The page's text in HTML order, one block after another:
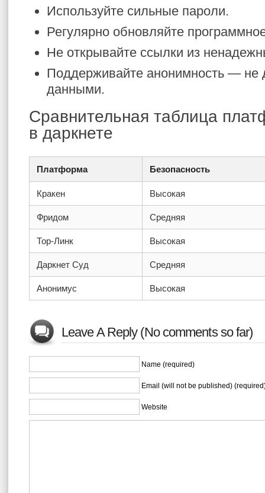
Используйте сильные пароли.
Регулярно обновляйте
Не открывайте ссылки из
Поддерживайте анонимность — не
данными.
Сравнительная таблица
в даркнете
Платформа Безопасность
Кракен Высокая
Фридом Средняя
Тор-Линк Высокая
Даркнет Суд Средняя
Анонимус Высокая
Leave A Reply (No comments so far)
Name (required)
Email (will not be published)
Website